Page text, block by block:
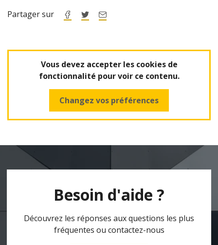
Partager sur
Vous devez accepter les cookies de
fonctionnalité pour voir ce contenu.
Changez vos préférences
Besoin d'aide ?
Découvrez les réponses aux questions les plus
fréquentes ou contactez-nous